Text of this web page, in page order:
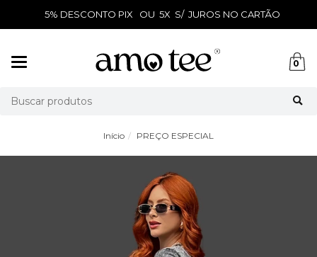
5% DESCONTO PIX OU 5X S/ JUROS NO CARTÃO
0
Início PREÇO ESPECIAL